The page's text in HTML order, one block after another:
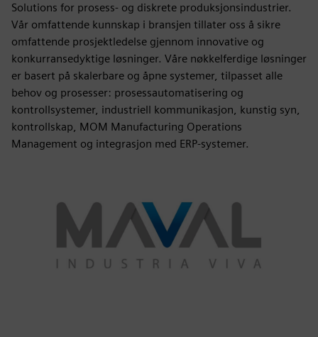
Solutions for prosess- og diskrete produksjonsindustrier.
Vår omfattende kunnskap i bransjen tillater oss å sikre
omfattende prosjektledelse gjennom innovative og
konkurransedyktige løsninger. Våre nøkkelferdige løsninger
er basert på skalerbare og åpne systemer, tilpasset alle
behov og prosesser: prosessautomatisering og
kontrollsystemer, industriell kommunikasjon, kunstig syn,
kontrollskap, MOM Manufacturing Operations
Management og integrasjon med ERP-systemer.